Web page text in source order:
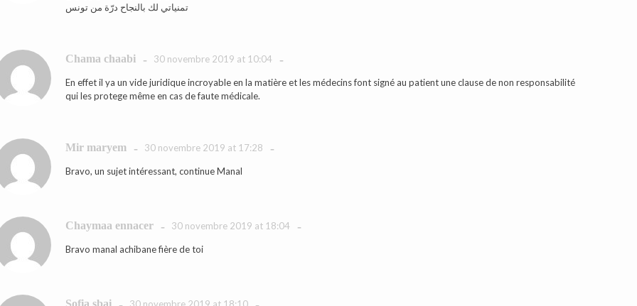
تمنياتي لك بالنجاح درّة من تونس
Chama chaabi - 30 novembre 2019 at 10:04 -
En effet il ya un vide juridique incroyable en la matière et les médecins font signé au patient une clause de non responsabilité
qui les protege même en cas de faute médicale.
Mir maryem - 30 novembre 2019 at 17:28 -
Bravo, un sujet intéressant, continue Manal
Chaymaa ennacer - 30 novembre 2019 at 18:04 -
Bravo manal achibane fière de toi
Sofia sbai